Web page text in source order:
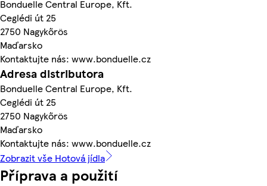
Bonduelle Central Europe, Kft.
Ceglédi út 25
2750 Nagykőrös
Maďarsko
Kontaktujte nás: www.bonduelle.cz
Adresa distributora
Bonduelle Central Europe, Kft.
Ceglédi út 25
2750 Nagykőrös
Maďarsko
Kontaktujte nás: www.bonduelle.cz
Zobrazit vše Hotová jídla
Příprava a použití